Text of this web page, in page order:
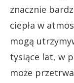
znacznie
ciepła w
mogą
tysiące lat, w
może